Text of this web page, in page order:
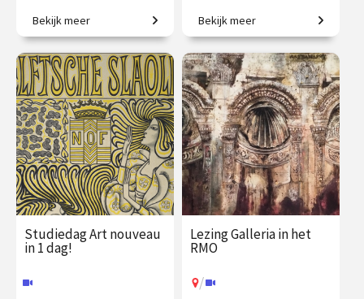
Ontdek de wereld van de
oude Grieken.
€ 217.00
vanaf 21
sep.
/ Op locatie of online
Bekijk meer
De prehistorie van Anatolië
tot de moderne republiek.
€ 217.00
vanaf 3
nov.
/ Op locatie of online
Bekijk meer
Studiedag Art nouveau
in 1 dag!
Lezing Galleria in het
RMO
/